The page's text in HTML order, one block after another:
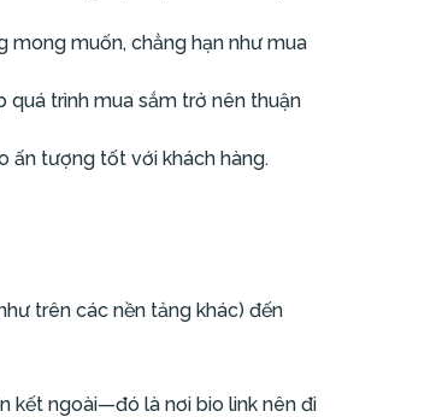
mong muốn, chẳng hạn như mua
quá trình mua sắm trở nên thuận
ấn tượng tốt với khách hàng.
trên các nền tảng khác) đến
kết ngoài—đó là nơi bio link nên đi